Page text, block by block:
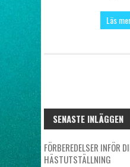
Läs
SENASTE INLÄGGEN
FÖRBEREDELSER INFÖR
HÄSTUTSTÄLLNING